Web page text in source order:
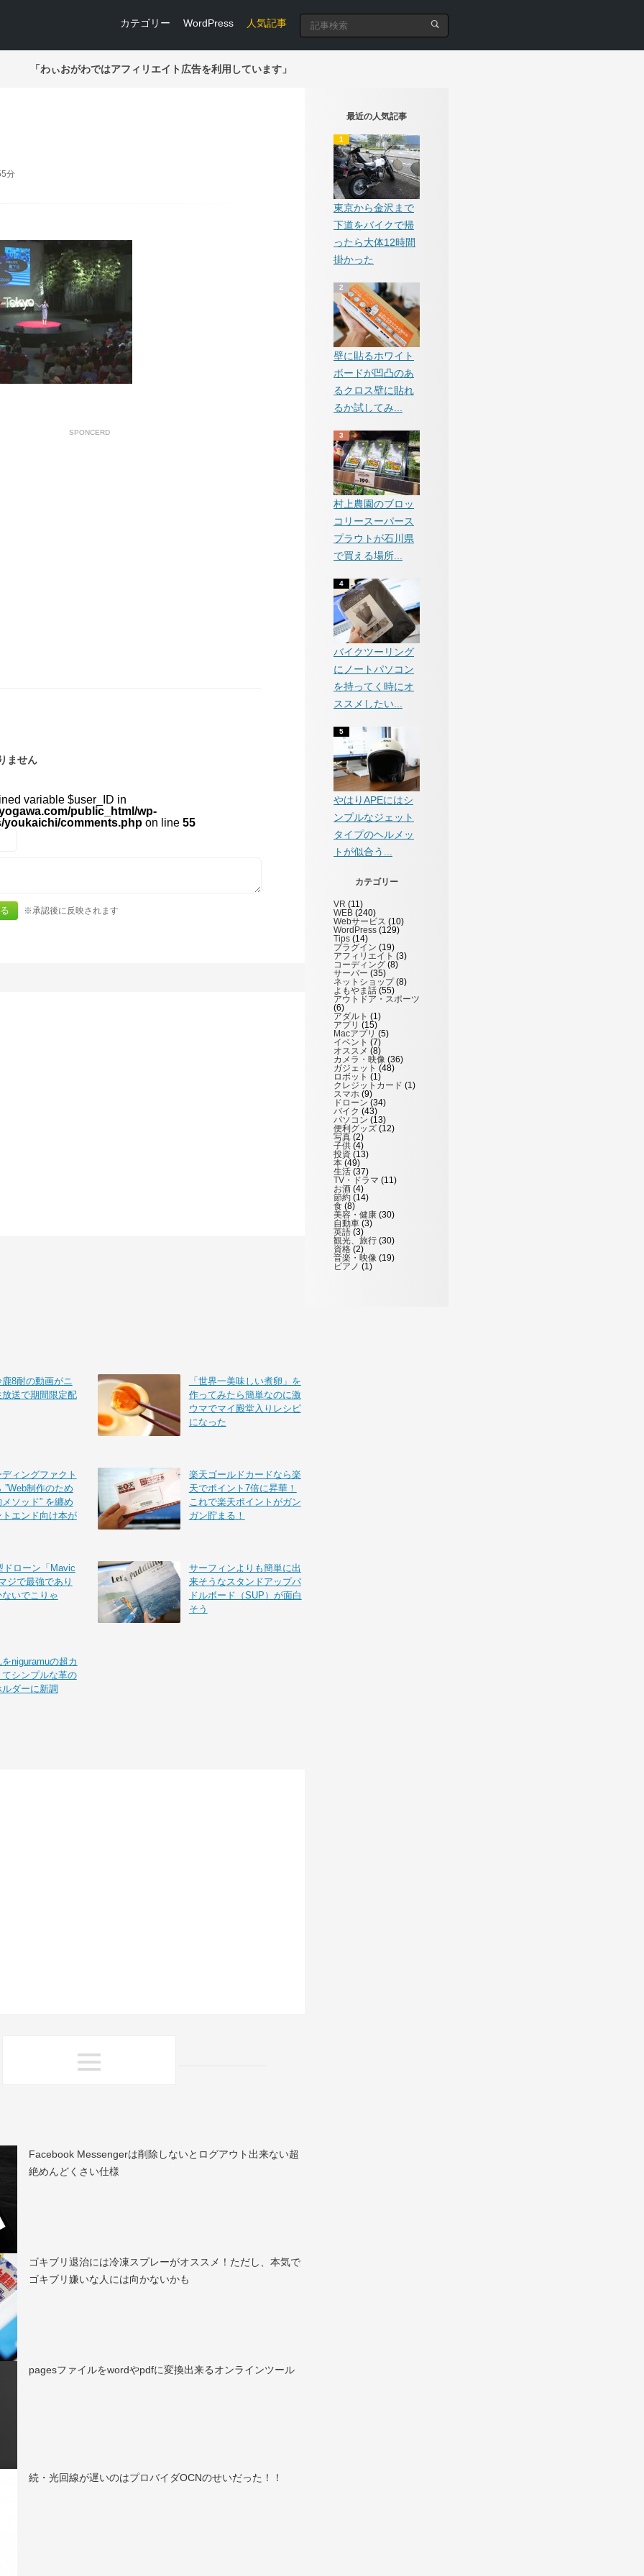
カテゴリー WordPress 人気記事
「わぃおがわではアフィリエイト広告を利用しています」
分
SPONCERD
ません
variable $user_ID in
public_html/wp-
youkaichi/comments.php on line 55
※承認後に反映されます
8耐の動画がニ
送で期間限定配
「世界一美味しい煮卵」を
作ってみたら簡単なのに激
ウマでマイ殿堂入りレシピ
になった
ィングファクト
”Web制作のため
ソッド” を纏め
エンド向け本が
楽天ゴールドカードなら楽
天でポイント7倍に昇華！
これで楽天ポイントがガン
ガン貯まる！
ドローン「Mavic
ジで最強であり
いでこりゃ
サーフィンよりも簡単に出
来そうなスタンドアップパ
ドルボード（SUP）が面白
そう
niguramuの超カ
シンプルな革の
ダーに新調
Facebook Messengerは削除しないとログアウト出来ない超
絶めんどくさい仕様
ゴキブリ退治には冷凍スプレーがオススメ！ただし、本気で
ゴキブリ嫌いな人には向かないかも
pagesファイルをwordやpdfに変換出来るオンラインツール
続・光回線が遅いのはプロバイダOCNのせいだった！！
最近の人気記事
東京から金沢まで
下道をバイクで帰
ったら大体12時間
掛かった
壁に貼るホワイト
ボードが凹凸のあ
るクロス壁に貼れ
るか試してみ...
村上農園のブロッ
コリースーパース
プラウトが石川県
で買える場所...
バイクツーリング
にノートパソコン
を持ってく時にオ
ススメしたい...
やはりAPEにはシ
ンプルなジェット
タイプのヘルメッ
トが似合う...
カテゴリー
VR (11)
WEB (240)
Webサービス (10)
WordPress (129)
Tips (14)
プラグイン (19)
アフィリエイト (3)
コーディング (8)
サーバー (35)
ネットショップ(8)
よもやま話 (55)
アウトドア・スポーツ
(6)
アダルト (1)
アプリ (15)
Macアプリ (5)
イベント (7)
オススメ (8)
カメラ・映像 (36)
ガジェット (48)
ロボット (1)
クレジットカード (1)
スマホ (9)
ドローン (34)
バイク (43)
パソコン (13)
便利グッズ (12)
写真 (2)
子供 (4)
投資 (13)
本 (49)
生活 (37)
TV・ドラマ (11)
お酒 (4)
節約 (14)
食 (8)
美容・健康 (30)
自動車 (3)
英語 (3)
観光、旅行 (30)
資格 (2)
音楽・映像 (19)
ピアノ (1)